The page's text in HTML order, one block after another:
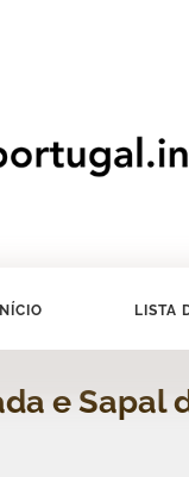
INÍCIO LISTA
e Sapal